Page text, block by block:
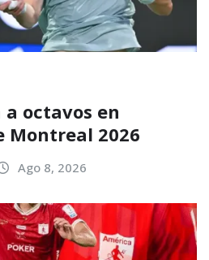
a octavos en
Montreal 2026
Ago 8, 2026